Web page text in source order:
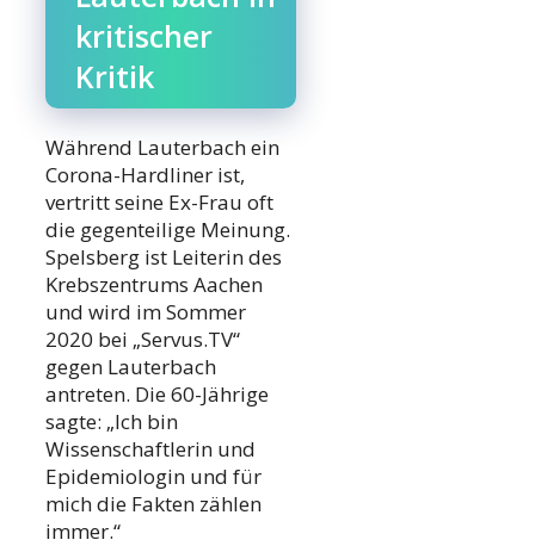
kritischer
Kritik
Während Lauterbach ein
Corona-Hardliner ist,
vertritt seine Ex-Frau oft
die gegenteilige Meinung.
Spelsberg ist Leiterin des
Krebszentrums Aachen
und wird im Sommer
2020 bei „Servus.TV“
gegen Lauterbach
antreten. Die 60-Jährige
sagte: „Ich bin
Wissenschaftlerin und
Epidemiologin und für
mich die Fakten zählen
immer.“